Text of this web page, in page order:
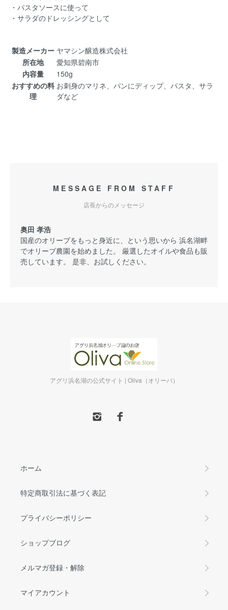
・パスタソースに使って
・サラダのドレッシングとして
製造メーカー ヤマシン醸造株式会社
所在地
愛知県碧南市
内容量
150g
おすすめの料
理
お刺身のマリネ、パンにディップ、パスタ、サラ
ダなど
MESSAGE FROM STAFF
店長からのメッセージ
奥田 孝浩
国産のオリーブをもっと身近に、という思いから 浜名湖畔
でオリーブ農園を始めました。 厳選したオイルや食品も販
売しています。 是非、お試しください。
アグリ浜名湖の公式サイト | Oliva（オリーバ）
ホーム
特定商取引法に基づく表記
プライバシーポリシー
ショップブログ
メルマガ登録・解除
マイアカウント